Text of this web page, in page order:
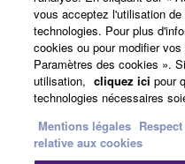
vous acceptez l'utilisation
technologies. Pour plus
cookies ou pour modifier
Paramètres des cookies ».
utilisation, cliquez ici pour
technologies nécessaires
Mentions légales
relative aux cookies